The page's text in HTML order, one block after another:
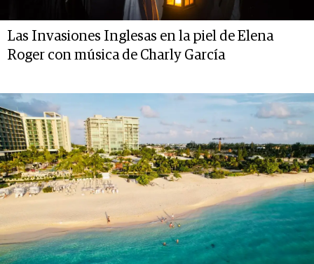
Las Invasiones Inglesas en la piel de Elena
Roger con música de Charly García